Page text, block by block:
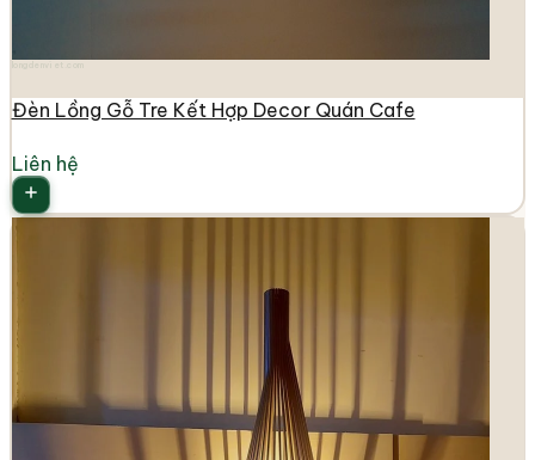
Đèn Lồng Gỗ Tre Kết Hợp Decor Quán Cafe
Liên hệ